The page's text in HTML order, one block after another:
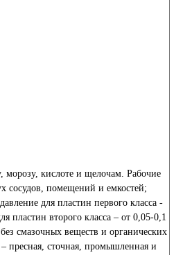
морозу, кислоте и щелочам. Рабочие
сосудов, помещений и емкостей;
для пластин первого класса -
пластин второго класса – от 0,05-0,1
смазочных веществ и органических
– пресная, сточная, промышленная и